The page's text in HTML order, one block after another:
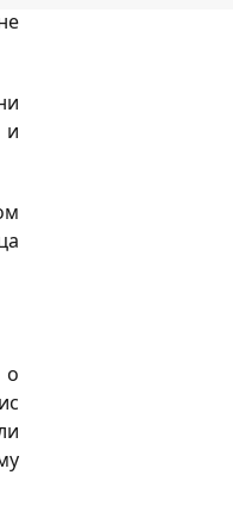
и
о